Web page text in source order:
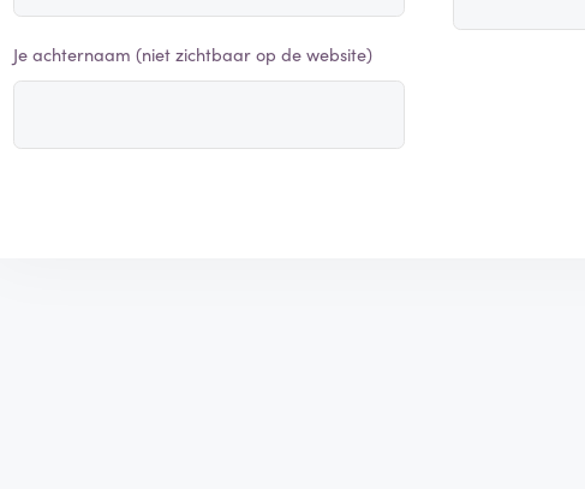
Je achternaam (niet zichtbaar op de website)